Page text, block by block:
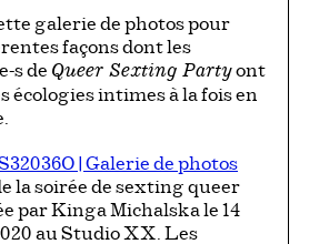
galerie de photos pour
façons dont les
s de Queer Sexting Partyont
écologies intimes à la fois en
| Galerie de photos
la soirée de sexting queer
par Kinga Michalska le 14
au Studio XX. Les